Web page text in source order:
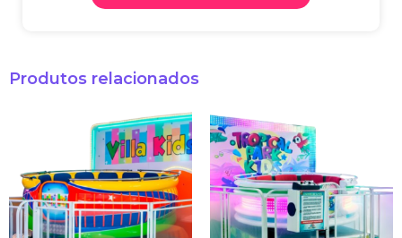
Produtos relacionados